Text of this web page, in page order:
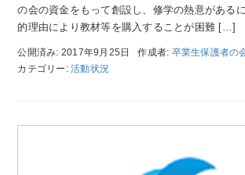
の会の資金をもって創設し、修学の熱意がある
的理由により教材等を購入することが困難 […]
公開済み: 2017年9月25日 作成者: 卒業生保護者の
カテゴリー:活動状況